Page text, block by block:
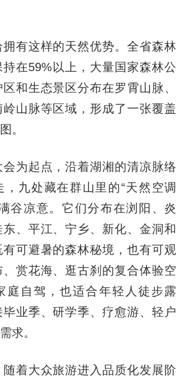
这样的天然优势。全省森林
在59%以上，大量国家森林公
和生态景区分布在罗霄山脉、
山脉等区域，形成了一张覆盖
。
起点，沿着湖湘的清凉脉络
，九处藏在群山里的“天然空调
谷凉意。它们分布在浏阳、炎
、平江、宁乡、新化、金洞和
可避暑的森林秘境，也有可观
赏花海、逛古刹的复合体验空
庭自驾，也适合年轻人徒步露
业季、研学季、疗愈游、轻户
求。
大众旅游进入品质化发展阶